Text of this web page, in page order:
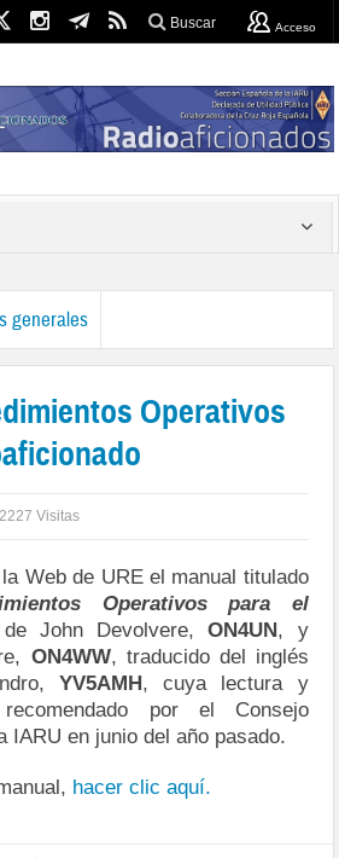
Buscar Acceso
generales
Operativos
2227 Visitas
Web de URE el manual titulado
Operativos para el
de John Devolvere,ON4UN, y
ON4WW, traducido del inglés
YV5AMH, cuya lectura y
por el Consejo
IARU en junio del año pasado.
hacer clic aquí.